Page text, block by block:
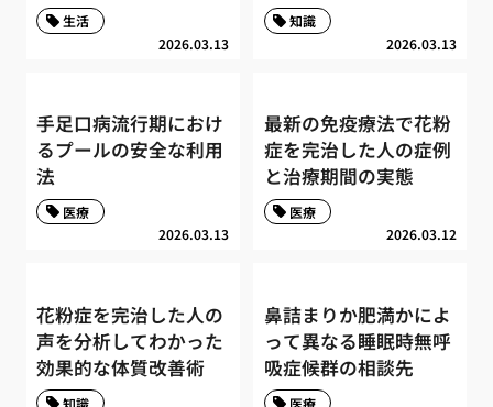
2026.03.13
生活
2026.03.13
知識
手足口病流行期におけ
るプールの安全な利用
法
2026.03.13
医療
最新の免疫療法で花粉
症を完治した人の症例
と治療期間の実態
2026.03.12
医療
花粉症を完治した人の
声を分析してわかった
効果的な体質改善術
知識
鼻詰まりか肥満かによ
って異なる睡眠時無呼
吸症候群の相談先
医療